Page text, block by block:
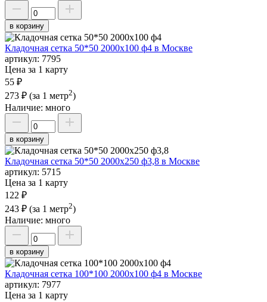
в корзину
Кладочная сетка 50*50 2000х100 ф4 в Москве
артикул: 7795
Цена за 1 карту
55 ₽
273 ₽ (за 1 метр2)
Наличие: много
в корзину
Кладочная сетка 50*50 2000х250 ф3,8 в Москве
артикул: 5715
Цена за 1 карту
122 ₽
243 ₽ (за 1 метр2)
Наличие: много
в корзину
Кладочная сетка 100*100 2000х100 ф4 в Москве
артикул: 7977
Цена за 1 карту